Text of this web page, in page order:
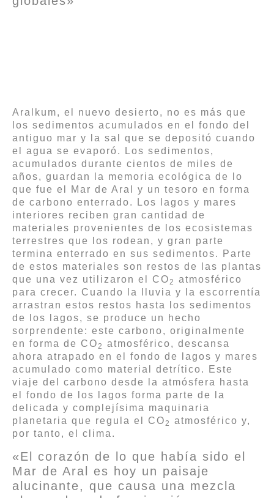
Aralkum, el nuevo desierto, no es más que
los sedimentos acumulados en el fondo del
antiguo mar y la sal que se depositó cuando
el agua se evaporó. Los sedimentos,
acumulados durante cientos de miles de
años, guardan la memoria ecológica de lo
que fue el Mar de Aral y un tesoro en forma
de carbono enterrado. Los lagos y mares
interiores reciben gran cantidad de
materiales provenientes de los ecosistemas
terrestres que los rodean, y gran parte
termina enterrado en sus sedimentos. Parte
de estos materiales son restos de las plantas
que una vez utilizaron el CO2
atmosférico
para crecer. Cuando la lluvia y la escorrentía
arrastran estos restos hasta los sedimentos
de los lagos, se produce un hecho
sorprendente: este carbono, originalmente
en forma de CO2
atmosférico, descansa
ahora atrapado en el fondo de lagos y mares
acumulado como material detrítico. Este
viaje del carbono desde la atmósfera hasta
el fondo de los lagos forma parte de la
delicada y complejísima maquinaria
planetaria que regula el CO2
atmosférico y,
por tanto, el clima.
«El corazón de lo que había sido el
Mar de Aral es hoy un paisaje
alucinante, que causa una mezcla